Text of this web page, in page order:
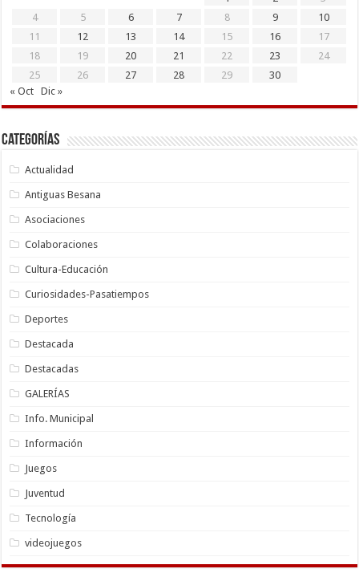
4
5 6 7 8 9
10
11
12 13 14 15 16
17
18
19 20 21 22 23
24
25
26 27 28 29
30
« Oct
Dic »
Categorías
Actualidad
Antiguas Besana
Asociaciones
Colaboraciones
Cultura-Educación
Curiosidades-Pasatiempos
Deportes
Destacada
Destacadas
GALERÍAS
Info. Municipal
Información
Juegos
Juventud
Tecnología
videojuegos